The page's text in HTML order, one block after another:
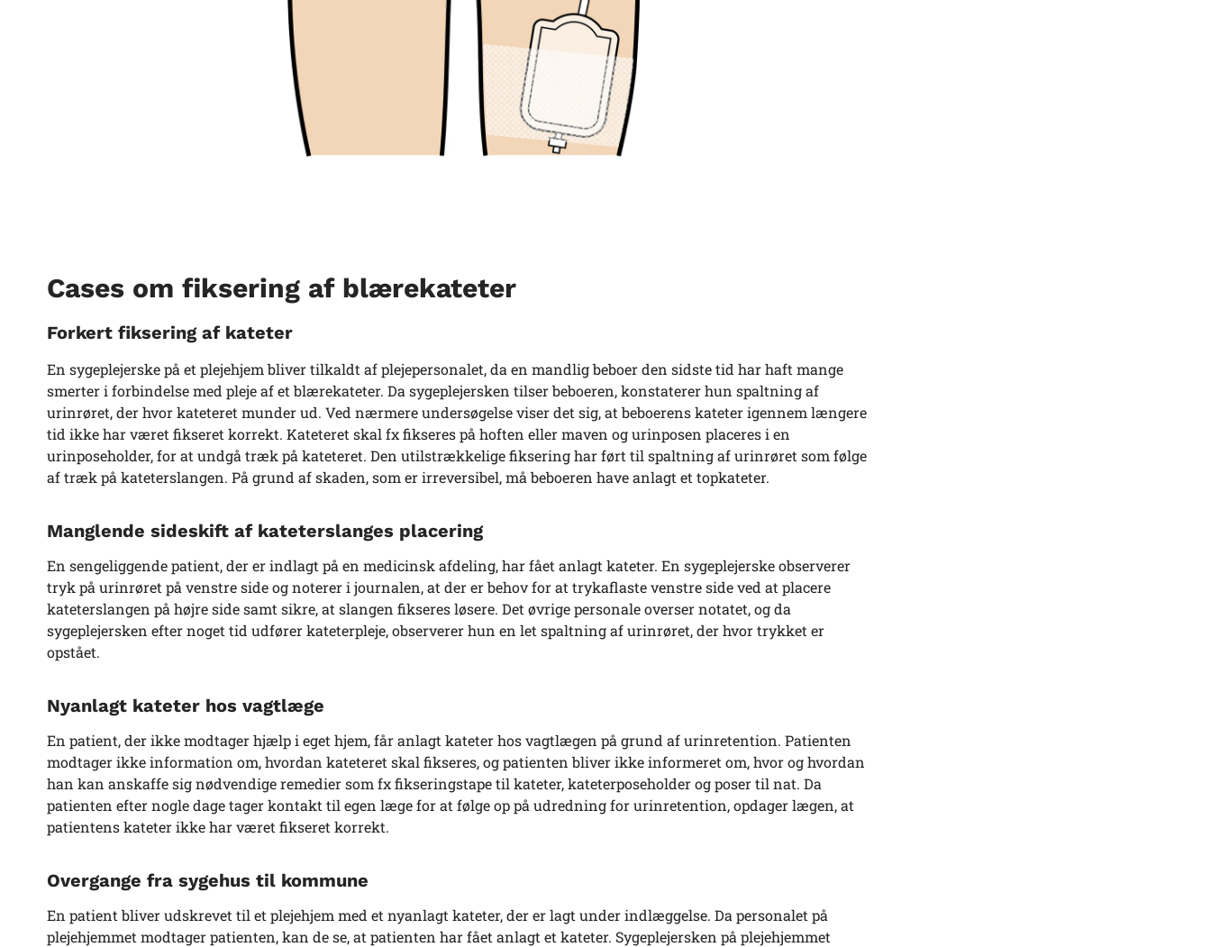
Cases om fiksering af blærekateter
Forkert fiksering af kateter
En sygeplejerske på et plejehjem bliver tilkaldt af plejepersonalet, da en mandlig beboer den sidste tid har haft mange
smerter i forbindelse med pleje af et blærekateter. Da sygeplejersken tilser beboeren, konstaterer hun spaltning af
urinrøret, der hvor kateteret munder ud. Ved nærmere undersøgelse viser det sig, at beboerens kateter igennem længere
tid ikke har været fikseret korrekt. Kateteret skal fx fikseres på hoften eller maven og urinposen placeres i en
urinposeholder, for at undgå træk på kateteret. Den utilstrækkelige fiksering har ført til spaltning af urinrøret som følge
af træk på kateterslangen. På grund af skaden, som er irreversibel, må beboeren have anlagt et topkateter.
Manglende sideskift af kateterslanges placering
En sengeliggende patient, der er indlagt på en medicinsk afdeling, har fået anlagt kateter. En sygeplejerske observerer
tryk på urinrøret på venstre side og noterer i journalen, at der er behov for at trykaflaste venstre side ved at placere
kateterslangen på højre side samt sikre, at slangen fikseres løsere. Det øvrige personale overser notatet, og da
sygeplejersken efter noget tid udfører kateterpleje, observerer hun en let spaltning af urinrøret, der hvor trykket er
opstået.
Nyanlagt kateter hos vagtlæge
En patient, der ikke modtager hjælp i eget hjem, får anlagt kateter hos vagtlægen på grund af urinretention. Patienten
modtager ikke information om, hvordan kateteret skal fikseres, og patienten bliver ikke informeret om, hvor og hvordan
han kan anskaffe sig nødvendige remedier som fx fikseringstape til kateter, kateterposeholder og poser til nat. Da
patienten efter nogle dage tager kontakt til egen læge for at følge op på udredning for urinretention, opdager lægen, at
patientens kateter ikke har været fikseret korrekt.
Overgange fra sygehus til kommune
En patient bliver udskrevet til et plejehjem med et nyanlagt kateter, der er lagt under indlæggelse. Da personalet på
plejehjemmet modtager patienten, kan de se, at patienten har fået anlagt et kateter. Sygeplejersken på plejehjemmet